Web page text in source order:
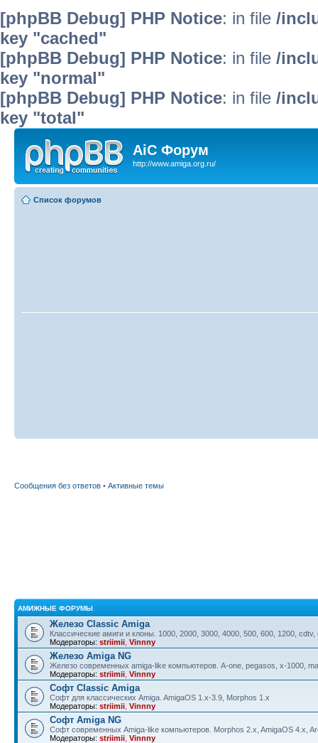
[phpBB Debug] PHP Notice: in file /
key "cached"
[phpBB Debug] PHP Notice: in file /
key "normal"
[phpBB Debug] PHP Notice: in file /
key "total"
AiC Форум
http://www.amiga.org.ru/
Список форумов
Сообщения без ответов • Активные темы
АМИЖНЫЕ ФОРУМЫ
Железо Classic Amiga
Классические амиги и клоны. 1000, 2000, 3000, 4000, 500, 600, 1200, cdtv,
Модераторы: striimii Vinnny
Железо Amiga NG
Железо современных amiga-like компьютеров. A-one, pegasos, x-1000,
Модераторы: striimii Vinnny
Софт Classic Amiga
Софт для классических Amiga. AmigaOS 1.x-3.9, Morphos 1.x
Модераторы: striimii Vinnny
Софт Amiga NG
Софт современных Amiga-like компьютеров. Morphos 2.x, AmigaOS 4.x,
Модераторы: striimii Vinnny